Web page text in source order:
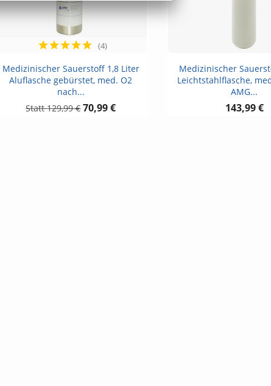
Vorschau
Medizinischer Sauerstoff 1,8 Liter
Aluflasche gebürstet, med. O2
nach...
129,99 € 70,99 €
(4)

Medizinischer
Leichtstahlflasche,
AMG...
143,99 €